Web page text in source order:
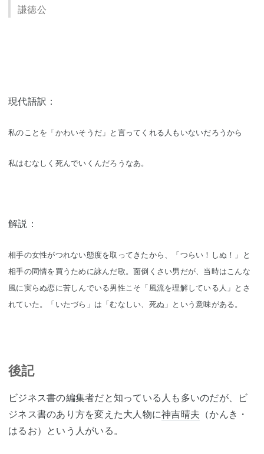
謙徳公
現代語訳：
私のことを「かわいそうだ」と言ってくれる人もいないだろうから
私はむなしく死んでいくんだろうなあ。
解説：
相手の女性がつれない態度を取ってきたから、「つらい！しぬ！」と
相手の同情を買うために詠んだ歌。面倒くさい男だが、当時はこんな
風に実らぬ恋に苦しんでいる男性こそ「風流を理解している人」とさ
れていた。「いたづら」は「むなしい、死ぬ」という意味がある。
後記
ビジネス書の編集者だと知っている人も多いのだが、ビ
ジネス書のあり方を変えた大人物に神吉晴夫 （かんき・
はるお）という人がいる。